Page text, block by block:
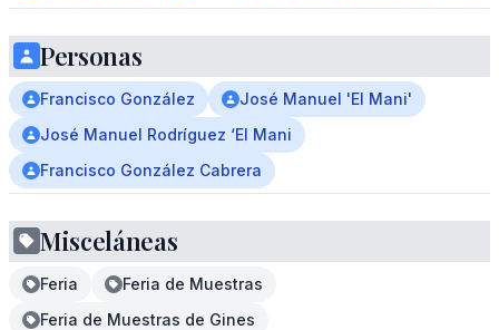
Personas
Francisco González
José Manuel 'El Mani'
José Manuel Rodríguez ‘El Mani
Francisco González Cabrera
Misceláneas
Feria
Feria de Muestras
Feria de Muestras de Gines